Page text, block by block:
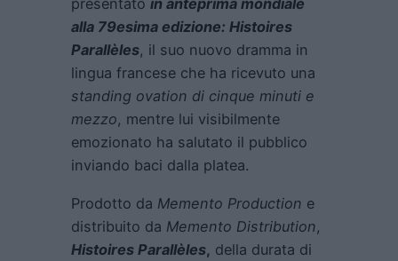
presentato in anteprima mondiale
alla 79esima edizione: Histoires
Parallèles, il suo nuovo dramma in
lingua francese che ha ricevuto una
standing ovation di cinque minuti e
mezzo, mentre lui visibilmente
emozionato ha salutato il pubblico
inviando baci dalla platea.
Prodotto da Memento Production e
distribuito da Memento Distribution,
Histoires Parallèles, della durata di